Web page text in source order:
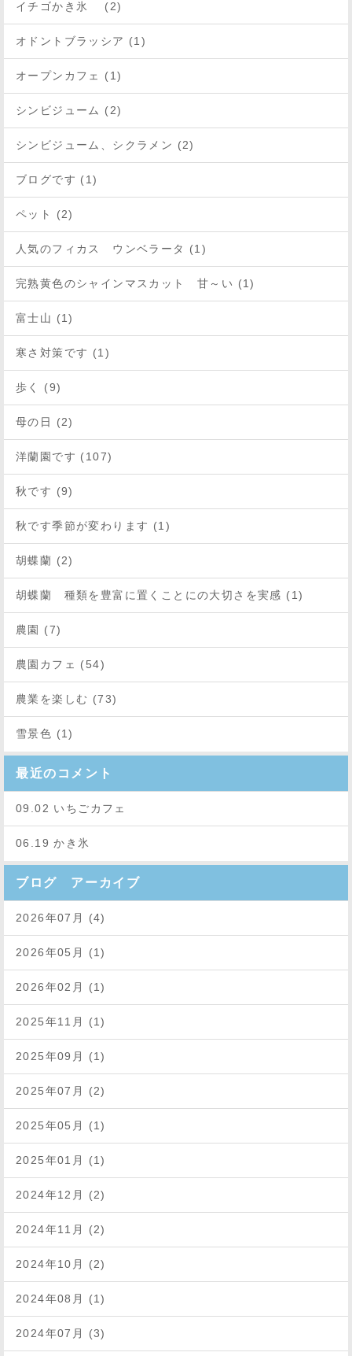
イチゴかき氷 (2)
オドントブラッシア (1)
オープンカフェ (1)
シンビジューム (2)
シンビジューム、シクラメン (2)
ブログです (1)
ペット (2)
人気のフィカス ウンベラータ (1)
完熟黄色のシャインマスカット 甘～い (1)
富士山 (1)
寒さ対策です (1)
歩く (9)
母の日 (2)
洋蘭園です (107)
秋です (9)
秋です季節が変わります (1)
胡蝶蘭 (2)
胡蝶蘭 種類を豊富に置くことにの大切さを実感 (1)
農園 (7)
農園カフェ (54)
農業を楽しむ (73)
雪景色 (1)
最近のコメント
09.02 いちごカフェ
06.19 かき氷
ブログ アーカイブ
2026年07月 (4)
2026年05月 (1)
2026年02月 (1)
2025年11月 (1)
2025年09月 (1)
2025年07月 (2)
2025年05月 (1)
2025年01月 (1)
2024年12月 (2)
2024年11月 (2)
2024年10月 (2)
2024年08月 (1)
2024年07月 (3)